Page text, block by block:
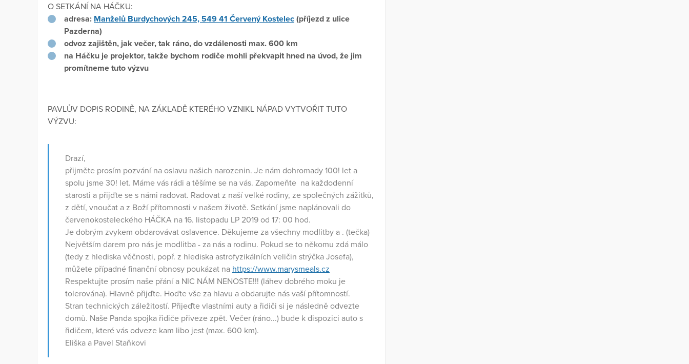
O SETKÁNÍ NA HÁČKU:
adresa: Manželů Burdychových 245, 549 41 Červený Kostelec (příjezd z ulice
Pazderna)
odvoz zajištěn, jak večer, tak ráno, do vzdálenosti max. 600 km
na Háčku je projektor, takže bychom rodiče mohli překvapit hned na úvod, že jim
promítneme tuto výzvu
PAVLŮV DOPIS RODINĚ, NA ZÁKLADĚ KTERÉHO VZNIKL NÁPAD VYTVOŘIT TUTO
VÝZVU:
Drazí,
přijměte prosím pozvání na oslavu našich narozenin. Je nám dohromady 100! let a
spolu jsme 30! let. Máme vás rádi a těšíme se na vás. Zapomeňte na každodenní
starosti a přijďte se s námi radovat. Radovat z naší velké rodiny, ze společných zážitků,
z dětí, vnoučat a z Boží přítomnosti v našem životě. Setkání jsme naplánovali do
červenokosteleckého HÁČKA na 16. listopadu LP 2019 od 17: 00 hod.
Je dobrým zvykem obdarovávat oslavence. Děkujeme za všechny modlitby a . (tečka)
Největším darem pro nás je modlitba - za nás a rodinu. Pokud se to někomu zdá málo
(tedy z hlediska věčnosti, popř. z hlediska astrofyzikálních veličin strýčka Josefa),
můžete případné finanční obnosy poukázat na https://www.marysmeals.cz
Respektujte prosím naše přání a NIC NÁM NENOSTE!!! (láhev dobrého moku je
tolerována). Hlavně přijďte. Hoďte vše za hlavu a obdarujte nás vaší přítomností.
Stran technických záležitostí. Přijeďte vlastními auty a řidiči si je následně odvezte
domů. Naše Panda spojka řidiče přiveze zpět. Večer (ráno...) bude k dispozici auto s
řidičem, které vás odveze kam libo jest (max. 600 km).
Eliška a Pavel Staňkovi